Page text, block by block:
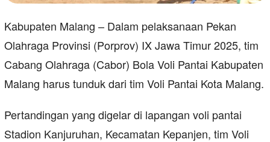
Kabupaten Malang – Dalam pelaksanaan Pekan
Olahraga Provinsi (Porprov) IX Jawa Timur 2025, tim
Cabang Olahraga (Cabor) Bola Voli Pantai Kabupaten
Malang harus tunduk dari tim Voli Pantai Kota Malang.
Pertandingan yang digelar di lapangan voli pantai
Stadion Kanjuruhan, Kecamatan Kepanjen, tim Voli